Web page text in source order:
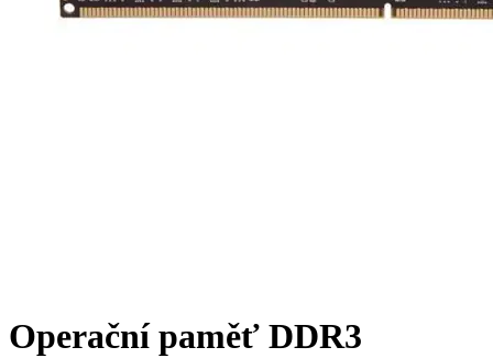
Operační paměť DDR3